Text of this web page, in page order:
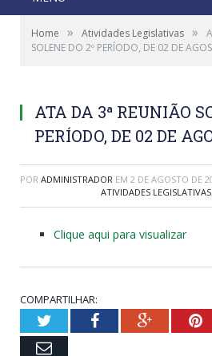
Home » Atividades Legislativas »
SOLENE DO 2º PERÍODO, DE 02 DE
ATA DA 3ª REUNIÃO
PERÍODO, DE 02 DE
POR ADMINISTRADOR EM 2 DE AGOSTO DE
ATIVIDADES LEGISLATIVAS
Clique aqui para visualizar
COMPARTILHAR:
TwitterFacebookGoogle+
Email